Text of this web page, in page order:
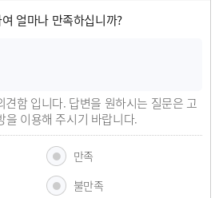
얼마나 만족하십니까?
견함 입니다. 답변을 원하시는 질문은 고
을 이용해 주시기 바랍니다.
만족
불만족